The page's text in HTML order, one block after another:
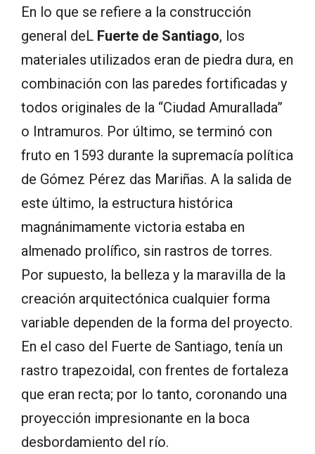
En lo que se refiere a la construcción
general deL Fuerte de Santiago, los
materiales utilizados eran de piedra dura, en
combinación con las paredes fortificadas y
todos originales de la “Ciudad Amurallada”
o Intramuros. Por último, se terminó con
fruto en 1593 durante la supremacía política
de Gómez Pérez das Mariñas. A la salida de
este último, la estructura histórica
magnánimamente victoria estaba en
almenado prolífico, sin rastros de torres.
Por supuesto, la belleza y la maravilla de la
creación arquitectónica cualquier forma
variable dependen de la forma del proyecto.
En el caso del Fuerte de Santiago, tenía un
rastro trapezoidal, con frentes de fortaleza
que eran recta; por lo tanto, coronando una
proyección impresionante en la boca
desbordamiento del río.